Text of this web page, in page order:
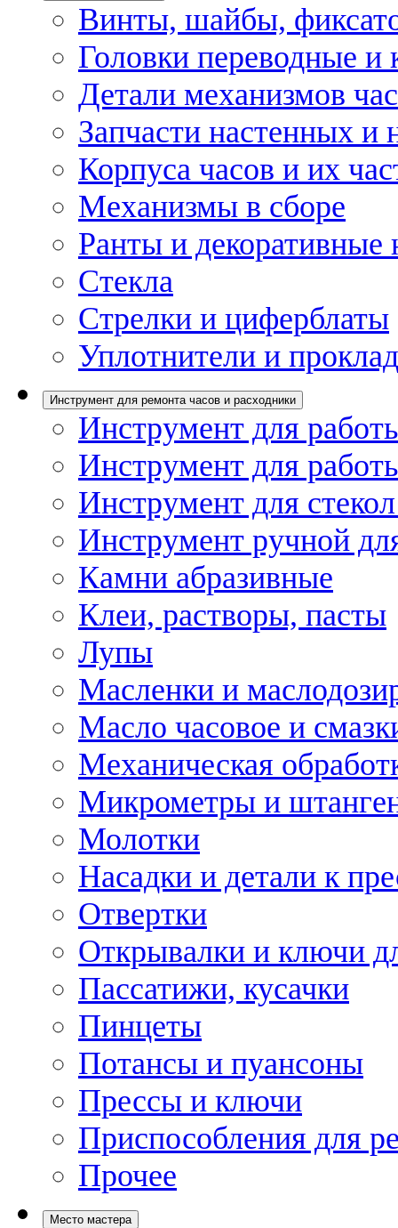
Винты, шайбы,
Головки переводные и
Детали механизмов
Запчасти настенных и
Корпуса часов и их
Механизмы в сборе
Ранты и декоративные
Стекла
Стрелки и циферблаты
Уплотнители и
Инструмент для ремонта часов и расходники
Инструмент для
Инструмент для
Инструмент для
Инструмент ручной
Камни абразивные
Клеи, растворы, пасты
Лупы
Масленки и
Масло часовое и
Механическая
Микрометры и
Молотки
Насадки и детали к
Отвертки
Открывалки и ключи
Пассатижи, кусачки
Пинцеты
Потансы и пуансоны
Прессы и ключи
Приспособления для
Прочее
Место мастера